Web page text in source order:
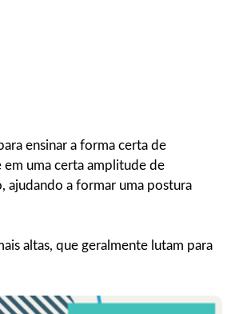
ensinar a forma certa de
em uma certa amplitude de
ajudando a formar uma postura
altas, que geralmente lutam para